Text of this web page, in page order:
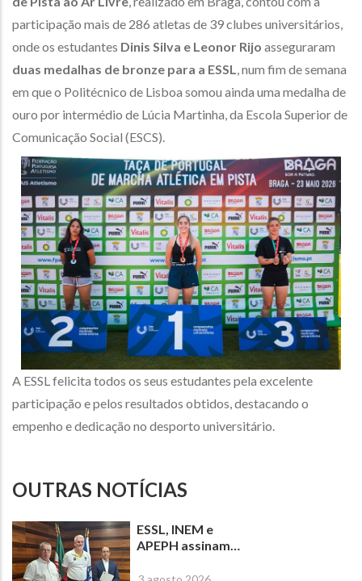
participação mais de 286 atletas de 39 clubes universitários,
onde os estudantes Dinis Silva e Leonor Rijo asseguraram
duas medalhas de bronze para a ESSL
, num fim de semana
em que o Politécnico de Lisboa somou ainda uma medalha de
ouro por intermédio de Lúcia Martinha, da Escola Superior de
Comunicação Social (ESCS).
A ESSL felicita todos os seus estudantes pela excelente
participação e pelos resultados obtidos, destacando o
empenho e dedicação no desporto universitário.
OUTRAS NOTÍCIAS
ESSL, INEM e
APEPH assinam
criar o primeiro